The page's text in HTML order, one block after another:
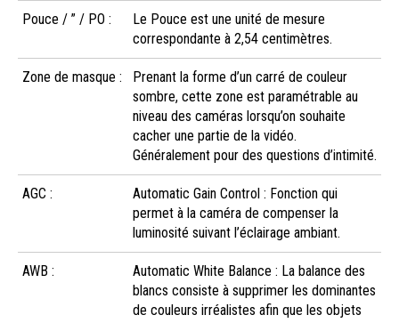
Pouce / ” / PO :
Le Pouce est une unité de mesure
correspondante à 2,54 centimètres.
Zone de masque :
Prenant la forme d’un carré de couleur
sombre, cette zone est paramétrable au
niveau des caméras lorsqu’on souhaite
cacher une partie de la vidéo.
Généralement pour des questions d’intimité.
AGC :
Automatic Gain Control : Fonction qui
permet à la caméra de compenser la
luminosité suivant l’éclairage ambiant.
AWB :
Automatic White Balance : La balance des
blancs consiste à supprimer les dominantes
de couleurs irréalistes afin que les objets